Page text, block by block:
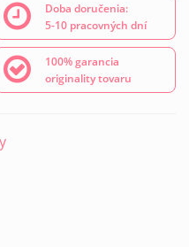
Doba doručenia:
5-10 pracovných dní
100% garancia
originality tovaru